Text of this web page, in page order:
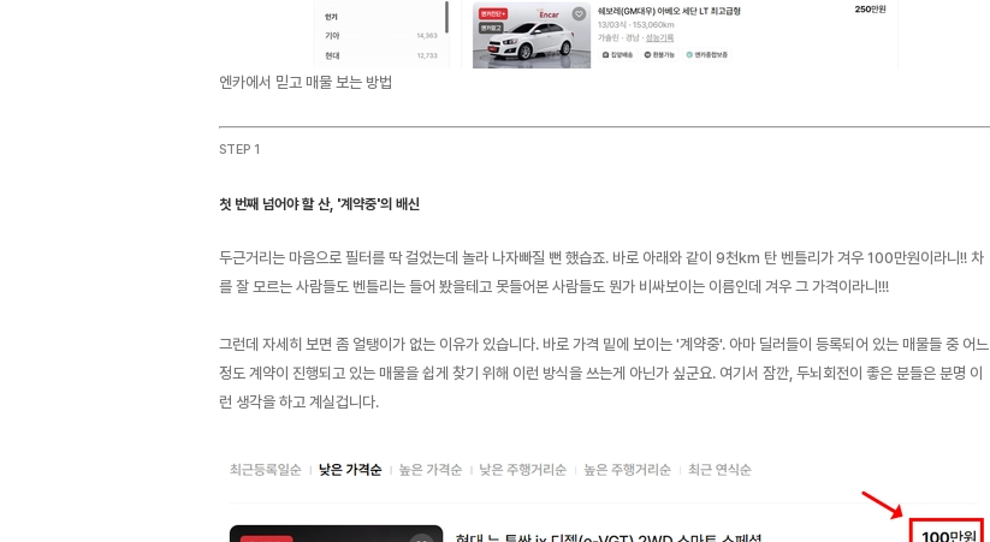
엔카에서 믿고 매물 보는 방법
STEP 1
첫 번째 넘어야 할 산, '계약중'의 배신
두근거리는 마음으로 필터를 딱 걸었는데 놀라 나자빠질 뻔 했습죠. 바로 아래와 같이 9천km 탄 벤틀리가 겨우 100만원이라니!! 차
를 잘 모르는 사람들도 벤틀리는 들어 봤을테고 못들어본 사람들도 뭔가 비싸보이는 이름인데 겨우 그 가격이라니!!!
그런데 자세히 보면 좀 얼탱이가 없는 이유가 있습니다. 바로 가격 밑에 보이는 '계약중'. 아마 딜러들이 등록되어 있는 매물들 중 어느
정도 계약이 진행되고 있는 매물을 쉽게 찾기 위해 이런 방식을 쓰는게 아닌가 싶군요. 여기서 잠깐, 두뇌회전이 좋은 분들은 분명 이
런 생각을 하고 계실겁니다.